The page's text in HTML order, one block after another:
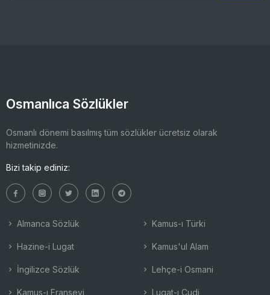
Osmanlıca Sözlükler
Osmanlı dönemi basılmış tüm sözlükler ücretsiz olarak
hizmetinizde.
Bizi takip ediniz:
Almanca Sözlük
Hazine-i Lugat
İngilizce Sözlük
Kamus-ı Fransevi
Kamus-ı Türki
Kamus'ul Alam
Lehçe-i Osmani
Lugat-ı Cudi